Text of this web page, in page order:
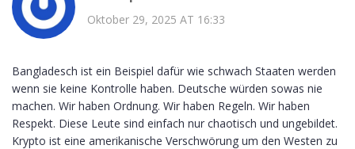
Oktober 29, 2025 AT 16:33
Bangladesch ist ein Beispiel dafür wie schwach Staaten werden
wenn sie keine Kontrolle haben. Deutsche würden sowas nie
machen. Wir haben Ordnung. Wir haben Regeln. Wir haben
Respekt. Diese Leute sind einfach nur chaotisch und ungebildet.
Krypto ist eine amerikanische Verschwörung um den Westen zu